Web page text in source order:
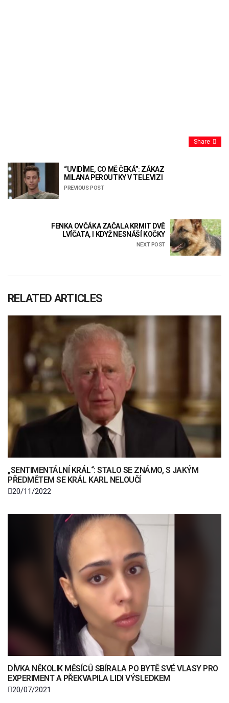
Share
“UVIDÍME, CO MĚ ČEKÁ”: ZÁKAZ
MILANA PEROUTKY V TELEVIZI
PREVIOUS POST
FENKA OVČÁKA ZAČALA KRMIT DVĚ
LVÍČATA, I KDYŽ NESNÁŠÍ KOČKY
NEXT POST
RELATED ARTICLES
„SENTIMENTÁLNÍ KRÁL“: STALO SE ZNÁMO, S JAKÝM
PŘEDMĚTEM SE KRÁL KARL NELOUČÍ
20/11/2022
DÍVKA NĚKOLIK MĚSÍCŮ SBÍRALA PO BYTĚ SVÉ VLASY PRO
EXPERIMENT A PŘEKVAPILA LIDI VÝSLEDKEM
20/07/2021